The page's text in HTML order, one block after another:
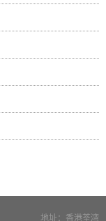
地址：香港荃湾